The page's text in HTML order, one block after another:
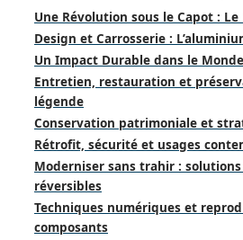
Une Révolution sous le Capot :
Design et Carrosserie :
Un Impact Durable dans le
Entretien, restauration et
légende
Conservation patrimoniale et
Rétrofit, sécurité et usages
Moderniser sans trahir :
réversibles
Techniques numériques et
composants